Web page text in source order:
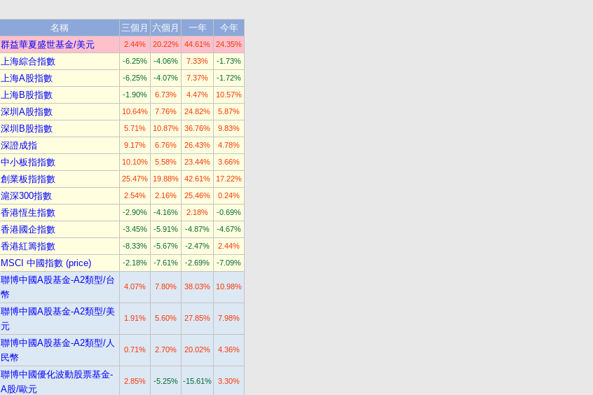
名稱 三個月 六個月 一年
今年
群益華夏盛世基金/美元
2.44% 20.22% 44.61% 24.35%
上海綜合指數 -6.25% -4.06% 7.33% -1.73%
上海A股指數 -6.25% -4.07% 7.37% -1.72%
上海B股指數 -1.90% 6.73% 4.47% 10.57%
深圳A股指數 10.64% 7.76% 24.82% 5.87%
深圳B股指數 5.71% 10.87% 36.76% 9.83%
深證成指 9.17% 6.76% 26.43% 4.78%
中小板指指數 10.10% 5.58% 23.44% 3.66%
創業板指指數 25.47% 19.88% 42.61% 17.22%
滬深300指數 2.54% 2.16% 25.46% 0.24%
香港恆生指數 -2.90% -4.16% 2.18% -0.69%
香港國企指數 -3.45% -5.91% -4.87% -4.67%
香港紅籌指數 -8.33% -5.67% -2.47% 2.44%
MSCI 中國指數 (price) -2.18% -7.61% -2.69% -7.09%
聯博中國A股基金-A2類型/台
幣
4.07% 7.80% 38.03% 10.98%
聯博中國A股基金-A2類型/美
元
1.91% 5.60% 27.85% 7.98%
聯博中國A股基金-A2類型/人
民幣
0.71% 2.70% 20.02% 4.36%
聯博中國優化波動股票基金-
A股/歐元
2.85% -5.25% -15.61% 3.30%